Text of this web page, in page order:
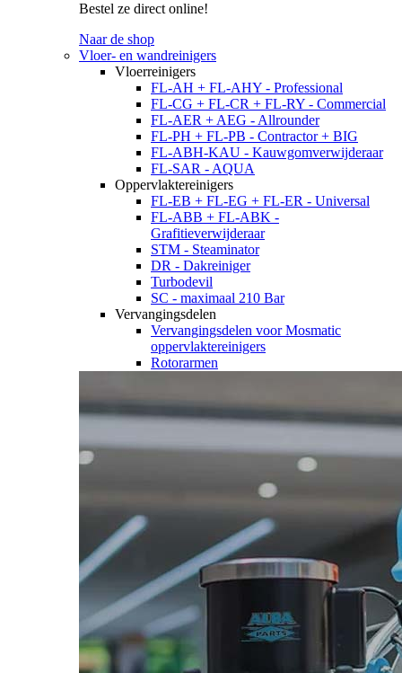
Bestel ze direct online!
Naar de shop
Vloer- en wandreinigers
Vloerreinigers
FL-AH + FL-AHY - Professional
FL-CG + FL-CR + FL-RY - Commercial
FL-AER + AEG - Allrounder
FL-PH + FL-PB - Contractor + BIG
FL-ABH-KAU - Kauwgomverwijderaar
FL-SAR - AQUA
Oppervlaktereinigers
FL-EB + FL-EG + FL-ER - Universal
FL-ABB + FL-ABK -
Grafitieverwijderaar
STM - Steaminator
DR - Dakreiniger
Turbodevil
SC - maximaal 210 Bar
Vervangingsdelen
Vervangingsdelen voor Mosmatic
oppervlaktereinigers
Rotorarmen